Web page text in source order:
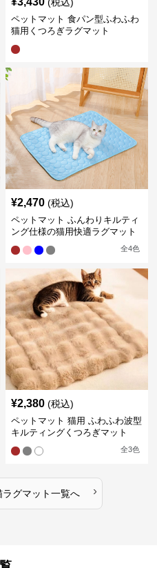
ペットマット 食パン型ふわふわ
猫用くつろぎラグマット
¥2,470 (税込)
ペットマット ふんわりキルティ
ング仕様の猫用快適ラグマット
全4色
¥2,380 (税込)
ペットマット 猫用 ふわふわ波型
キルティングくつろぎマット
全3色
ラグマット一覧へ ›